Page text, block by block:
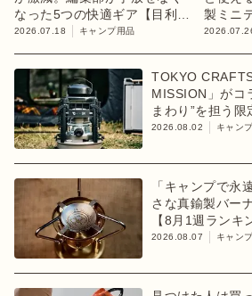
なった5つの快適ギア【目利き
のキャンプギア】
2026.07.18 キャンプ用品
製ミニ
TOKYO
MISSION」がコ
まわり”を担う
ブが登場
2026.08.02 キャン
「キャンプで
さな真鍮製バー
【8月1週ランキ
2026.08.07 キャン